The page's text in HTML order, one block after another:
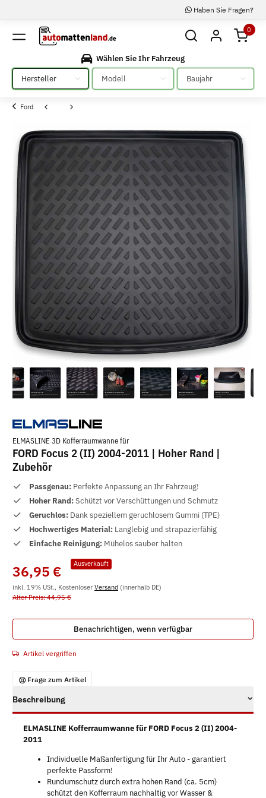
Haben Sie Fragen?
0
Wählen Sie Ihr Fahrzeug
Bitte auswählen
Bitte auswählen Bitte auswählen
Ford
ELMASLINE 3D Kofferraumwanne für
FORD Focus 2 (II) 2004-2011 | Hoher Rand |
Zubehör
Passgenau: Perfekte Anpassung an Ihr Fahrzeug!
Hoher Rand:Schützt vor Verschüttungen und Schmutz
Geruchlos: Dank speziellem geruchlosem Gummi (TPE)
Hochwertiges Material: Langlebig und strapazierfähig
Einfache Reinigung: Mühelos sauber halten
Ausverkauft
36,95 €
inkl. 19% USt., Kostenloser Versand (innerhalb DE)
Alter Preis: 44,95 €
Benachrichtigen, wenn verfügbar
Artikel vergriffen
Frage zum Artikel
Beschreibung
ELMASLINE Kofferraumwanne für FORD Focus 2 (II) 2004-
2011
Individuelle Maßanfertigung für Ihr Auto - garantiert
perfekte Passform!
Rundumschutz durch extra hohen Rand (ca. 5cm)
schützt den Kofferraum nachhaltig vor Wasser &